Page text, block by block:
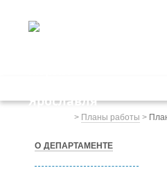
> Планы работы >
О ДЕПАРТАМЕНТЕ